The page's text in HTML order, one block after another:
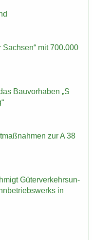
Sach­sen“ mit 700.000
Bau­vor­ha­ben „S
zur A 38
Gü­ter­ver­kehrs­un­
in